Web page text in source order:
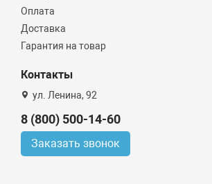
Оплата
Доставка
Гарантия на товар
Контакты
ул. Ленина, 92
8 (800) 500-14-60
Заказать звонок